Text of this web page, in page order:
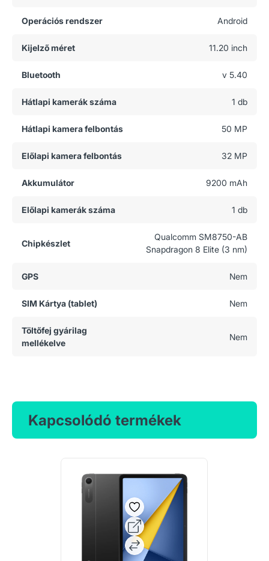
Operációs rendszer Android
Kijelző méret 11.20 inch
Bluetooth v 5.40
Hátlapi kamerák száma 1 db
Hátlapi kamera felbontás 50 MP
Előlapi kamera felbontás 32 MP
Akkumulátor 9200 mAh
Előlapi kamerák száma 1 db
Chipkészlet
Qualcomm SM8750-AB
Snapdragon 8 Elite (3 nm)
GPS Nem
SIM Kártya (tablet) Nem
Töltőfej gyárilag
mellékelve
Nem
Kapcsolódó termékek